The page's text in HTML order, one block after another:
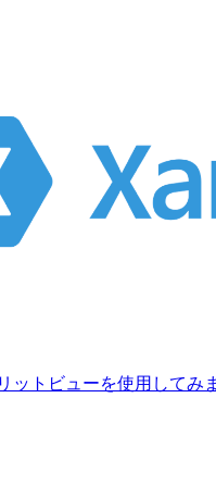
ットビューを使用してみ